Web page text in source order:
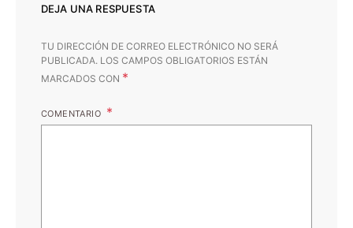
DEJA UNA RESPUESTA
TU DIRECCIÓN DE CORREO ELECTRÓNICO NO SERÁ
PUBLICADA. LOS CAMPOS OBLIGATORIOS ESTÁN
MARCADOS CON *
COMENTARIO